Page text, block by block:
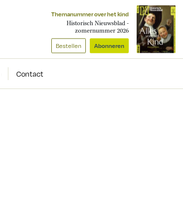
Themanummer over het kind
Historisch Nieuwsblad -
zomernummer 2026
Bestellen Abonneren
Contact